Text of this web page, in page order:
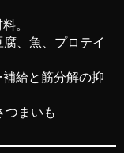
。
、魚、プロテイ
補給と筋分解の抑
まいも